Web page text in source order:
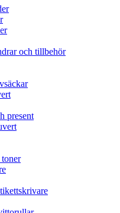
och tillbehör
present